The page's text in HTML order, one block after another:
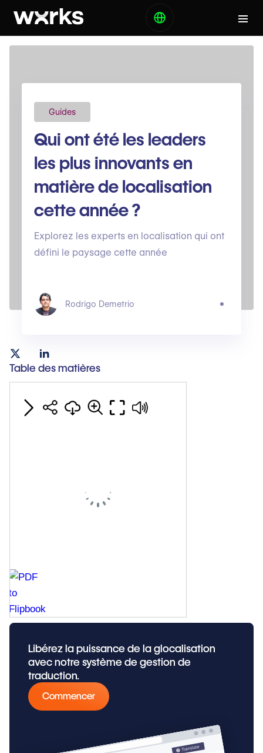
Guides
Qui ont été les leaders
les plus innovants en
matière de localisation
cette année ?
Explorez les experts en localisation qui ont
défini le paysage cette année
Rodrigo Demetrio
Table des matières
Libérez la puissance de la glocalisation
avec notre système de gestion de
traduction.
Commencer